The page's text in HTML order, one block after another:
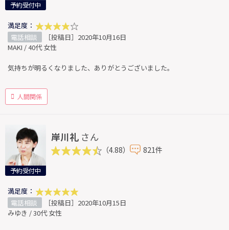
予約受付中
満足度：
電話相談
［投稿日］2020年10月16日
MAKI / 40代 女性
気持ちが明るくなりました、ありがとうございました。
人間関係
予約受付中
岸川礼 さん
（4.88） 821件
満足度：
電話相談
［投稿日］2020年10月15日
みゆき / 30代 女性